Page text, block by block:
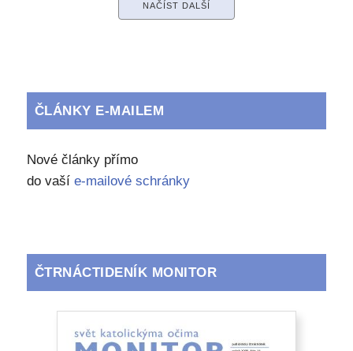
NAČÍST DALŠÍ
ČLÁNKY E-MAILEM
Nové články přímo
do vaší e-mailové schránky
ČTRNÁCTIDENÍK MONITOR